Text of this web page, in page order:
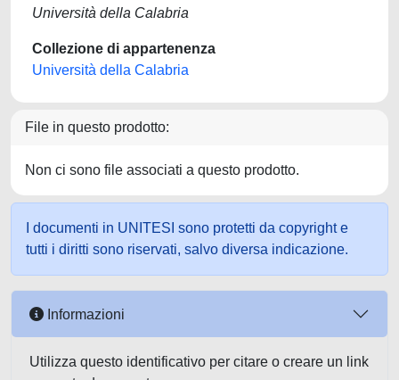
Università della Calabria
Collezione di appartenenza
Università della Calabria
File in questo prodotto:
Non ci sono file associati a questo prodotto.
I documenti in UNITESI sono protetti da copyright e
tutti i diritti sono riservati, salvo diversa indicazione.
Informazioni
Utilizza questo identificativo per citare o creare un link